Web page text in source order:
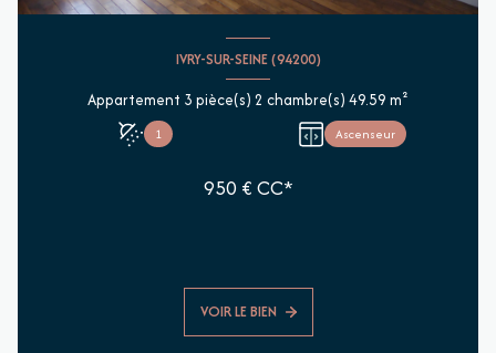
IVRY-SUR-SEINE (94200)
Appartement 3 pièce(s) 2 chambre(s) 49.59 m²
1 Ascenseur
950 € CC*
VOIR LE BIEN